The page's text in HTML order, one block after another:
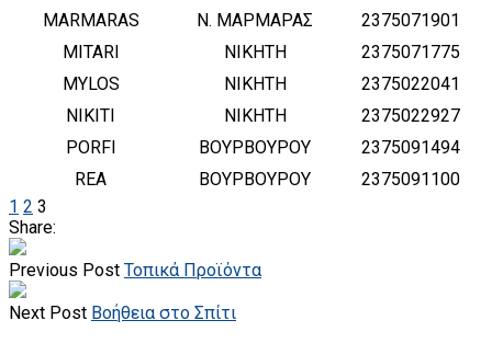
MARMARAS
Ν. ΜΑΡΜΑΡΑΣ
2375071901
MITARI
ΝΙΚΗΤΗ
2375071775
MYLOS
ΝΙΚΗΤΗ
2375022041
NIKITI
ΝΙΚΗΤΗ
2375022927
PORFI
ΒΟΥΡΒΟΥΡΟΥ
2375091494
REA
ΒΟΥΡΒΟΥΡΟΥ
2375091100
1 2 3
Share:
Previous Post Τοπικά Προϊόντα
Next Post Βοήθεια στο Σπίτι